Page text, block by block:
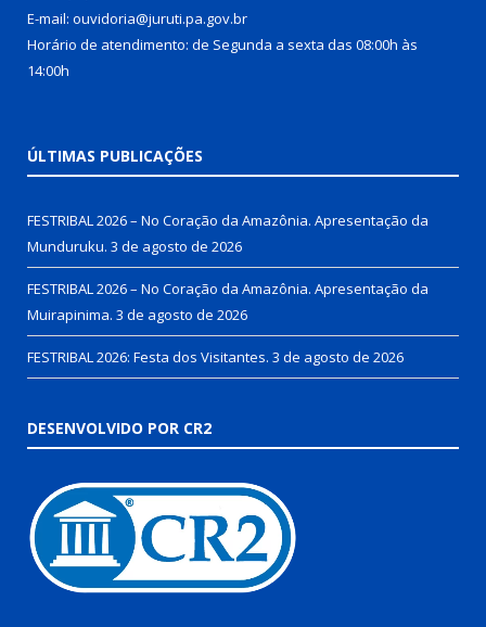
E-mail: ouvidoria@juruti.pa.gov.br
Horário de atendimento: de Segunda a sexta das 08:00h às
14:00h
ÚLTIMAS PUBLICAÇÕES
FESTRIBAL 2026 – No Coração da Amazônia. Apresentação da
Munduruku. 3 de agosto de 2026
FESTRIBAL 2026 – No Coração da Amazônia. Apresentação da
Muirapinima. 3 de agosto de 2026
FESTRIBAL 2026: Festa dos Visitantes. 3 de agosto de 2026
DESENVOLVIDO POR CR2